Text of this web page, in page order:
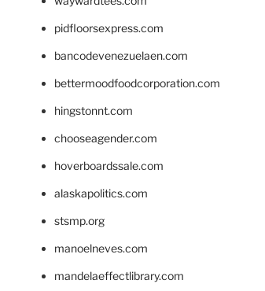
pidfloorsexpress.com
bancodevenezuelaen.com
bettermoodfoodcorporation.com
hingstonnt.com
chooseagender.com
hoverboardssale.com
alaskapolitics.com
stsmp.org
manoelneves.com
mandelaeffectlibrary.com